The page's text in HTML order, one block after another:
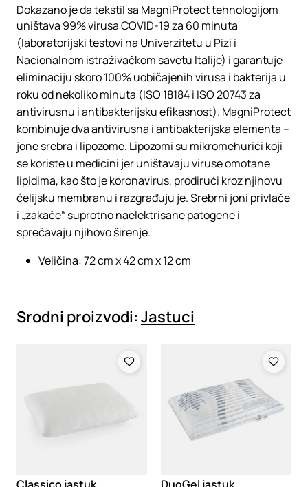
Dokazano je da tekstil sa MagniProtect tehnologijom
uništava 99% virusa COVID-19 za 60 minuta
(laboratorijski testovi na Univerzitetu u Pizi i
Nacionalnom istraživačkom savetu Italije) i garantuje
eliminaciju skoro 100% uobičajenih virusa i bakterija u
roku od nekoliko minuta (ISO 18184 i ISO 20743 za
antivirusnu i antibakterijsku efikasnost). MagniProtect
kombinuje dva antivirusna i antibakterijska elementa –
jone srebra i lipozome. Lipozomi su mikromehurići koji
se koriste u medicini jer uništavaju viruse omotane
lipidima, kao što je koronavirus, prodirući kroz njihovu
ćelijsku membranu i razgrađuju je. Srebrni joni privlače
i „zakače“ suprotno naelektrisane patogene i
sprečavaju njihovo širenje.
Veličina: 72 cm x 42 cm x 12 cm
Srodni proizvodi: Jastuci